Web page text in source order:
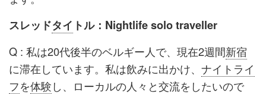
スレッドタイ トル：Nightlife solo traveller
Q : 私は20代後半のベルギー人で、現在2週間新宿
に滞在しています。私は飲みに出かけ、 ナイトライ
フを体験し、ローカルの人々と交流をしたいので